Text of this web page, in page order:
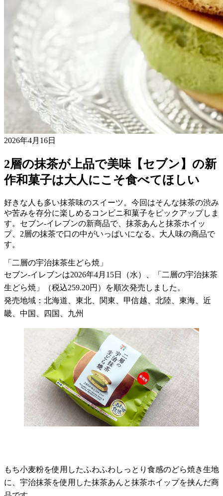
2026年4月16日
2層の抹茶が上品で美味【セブン】の新
作和菓子は大人にこそ食べてほしい
好きな人も多い抹茶味のスイーツ。今回はそんな抹茶の渋み
や苦みを存分に楽しめるコンビニ和菓子をピックアップしま
す。セブン-イレブンの新商品で、抹茶あんと抹茶ホイッ
プ、2層の抹茶で口の中がいっぱいになる、大人味の商品で
す。
「二層の宇治抹茶生どら焼」
セブン-イレブンは2026年4月15日（水）、「二層の宇治抹茶
生どら焼」（税込259.20円）を順次発売しました。
発売地域：北海道、東北、関東、甲信越、北陸、東海、近
畿、中国、四国、九州
もち小麦粉を使用したふわふわしっとり食感のどら焼き生地
に、宇治抹茶を使用した抹茶あんと抹茶ホイップを挟んだ商